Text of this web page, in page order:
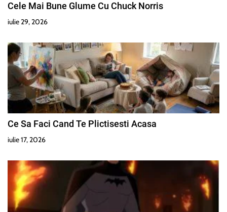
o
e
Cele Mai Bune Glume Cu Chuck Norris
iulie 29, 2026
Ce Sa Faci Cand Te Plictisesti Acasa
iulie 17, 2026